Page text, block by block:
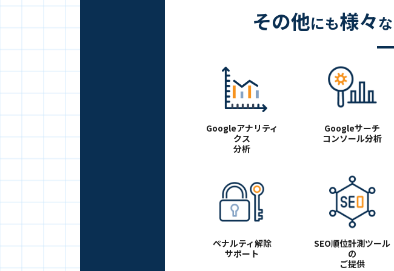
その他にも様々な
Googleアナリティ
クス
分析
Googleサーチ
コンソール分析
ペナルティ解除
サポート
SEO順位計測ツール
の
ご提供